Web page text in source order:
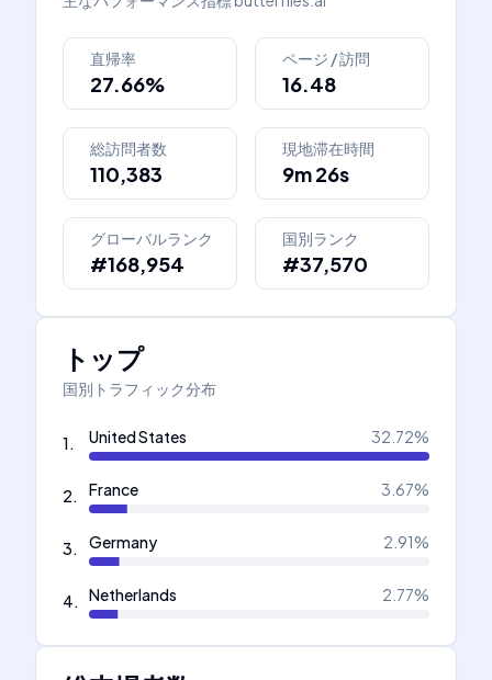
直帰率
27.66%
ページ / 訪問
16.48
総訪問者数
110,383
現地滞在時間
9m 26s
グローバルランク
#168,954
国別ランク
#37,570
トップ
国別トラフィック分布
1. United States 32.72%
2. France 3.67%
3. Germany 2.91%
4. Netherlands 2.77%